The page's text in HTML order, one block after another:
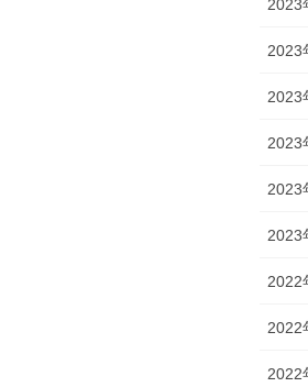
2023
2023
2023
2023
2023
2023
2022
2022
2022